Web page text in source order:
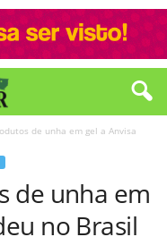
de unha em gel a Anvisa
de unha em
no Brasil